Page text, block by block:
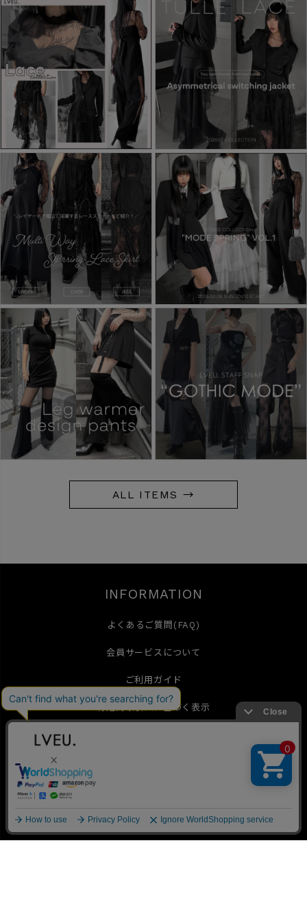
ALL ITEMS →
INFORMATION
よくあるご質問(FAQ)
会員サービスについて
ご利用ガイド
特定商取引法に基づく表示
International Shipping(English)